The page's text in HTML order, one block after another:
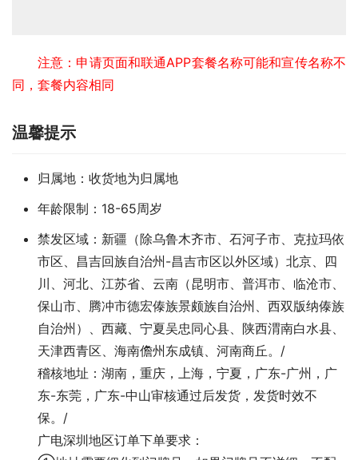
注意：申请页面和联通APP套餐名称可能和宣传名称不
同，套餐内容相同
温馨提示
归属地：收货地为归属地
年龄限制：18-65周岁
禁发区域：新疆（除乌鲁木齐市、石河子市、克拉玛依
市区、昌吉回族自治州-昌吉市区以外区域）北京、四
川、河北、江苏省、云南（昆明市、普洱市、临沧市、
保山市、腾冲市德宏傣族景颇族自治州、西双版纳傣族
自治州）、西藏、宁夏吴忠同心县、陕西渭南白水县、
天津西青区、海南儋州东成镇、河南商丘。/
稽核地址：湖南，重庆，上海，宁夏，广东-广州，广
东-东莞，广东-中山审核通过后发货，发货时效不
保。/
广电深圳地区订单下单要求：